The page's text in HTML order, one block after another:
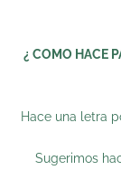
¿ COMO HACE
Hace una letra
Sugerimos